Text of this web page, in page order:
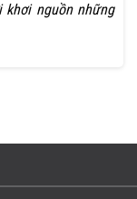
khơi nguồn những